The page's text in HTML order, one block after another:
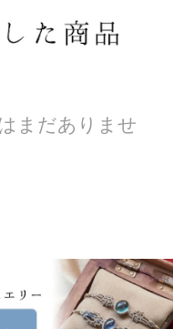
まだありませ